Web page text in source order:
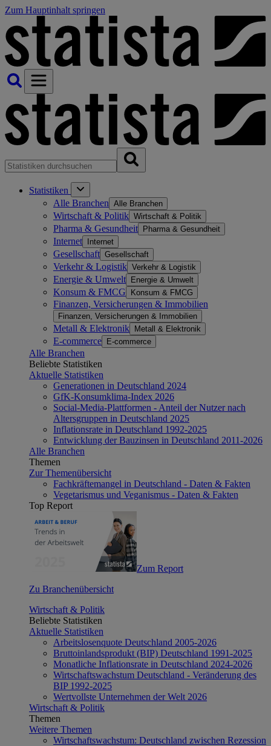
Zum Hauptinhalt springen
Statistiken
Alle Branchen Alle Branchen
Wirtschaft & Politik Wirtschaft & Politik
Pharma & Gesundheit Pharma & Gesundheit
Internet Internet
Gesellschaft Gesellschaft
Verkehr & Logistik Verkehr & Logistik
Energie & Umwelt Energie & Umwelt
Konsum & FMCG Konsum & FMCG
Finanzen, Versicherungen & Immobilien
Finanzen, Versicherungen & Immobilien
Metall & Elektronik Metall & Elektronik
E-commerce E-commerce
Alle Branchen
Beliebte Statistiken
Aktuelle Statistiken
Generationen in Deutschland 2024
GfK-Konsumklima-Index 2026
Social-Media-Plattformen - Anteil der Nutzer nach
Altersgruppen in Deutschland 2025
Inflationsrate in Deutschland 1992-2025
Entwicklung der Bauzinsen in Deutschland 2011-2026
Alle Branchen
Themen
Zur Themenübersicht
Fachkräftemangel in Deutschland - Daten & Fakten
Vegetarismus und Veganismus - Daten & Fakten
Top Report
Zum Report
Zu Branchenübersicht
Wirtschaft & Politik
Beliebte Statistiken
Aktuelle Statistiken
Arbeitslosenquote Deutschland 2005-2026
Bruttoinlandsprodukt (BIP) Deutschland 1991-2025
Monatliche Inflationsrate in Deutschland 2024-2026
Wirtschaftswachstum Deutschland - Veränderung des
BIP 1992-2025
Wertvollste Unternehmen der Welt 2026
Wirtschaft & Politik
Themen
Weitere Themen
Wirtschaftswachstum: Deutschland zwischen Rezession